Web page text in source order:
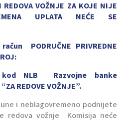
REDOVA VOŽNJE ZA KOJE NIJE
UPLATA NEĆE SE
PODRUČNE PRIVREDNE
kod NLB Razvojne banke
REDOVE VOŽNJE”.
i neblagovremeno podnijete
redova vožnje Komisija neće